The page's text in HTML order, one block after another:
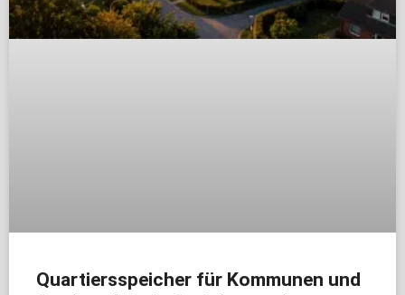
Quartiersspeicher für Kommunen und